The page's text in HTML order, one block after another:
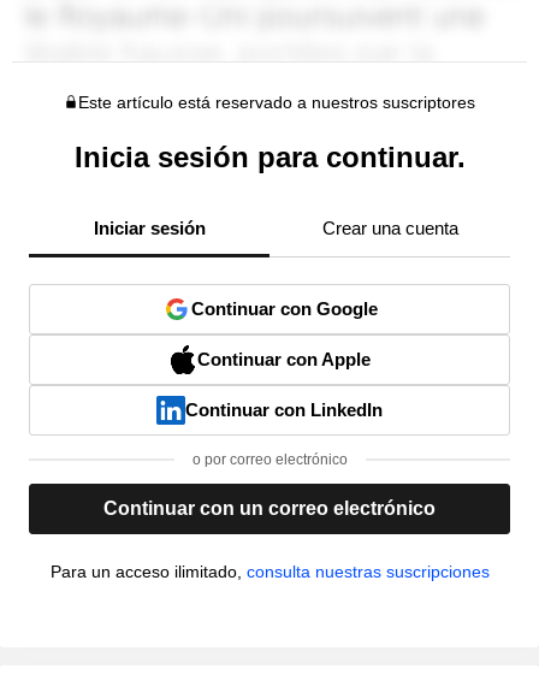
Este artículo está reservado a nuestros suscriptores
Inicia sesión para continuar.
Iniciar sesión Crear una cuenta
Continuar con Google
Continuar con Apple
Continuar con LinkedIn
o por correo electrónico
Continuar con un correo electrónico
Para un acceso ilimitado, consulta nuestras suscripciones